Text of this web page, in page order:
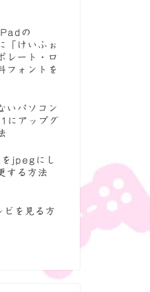
の
けいふぉ
レート・ロ
フォントを
いパソコン
にアップグ
jpegにし
する方法
を見る方